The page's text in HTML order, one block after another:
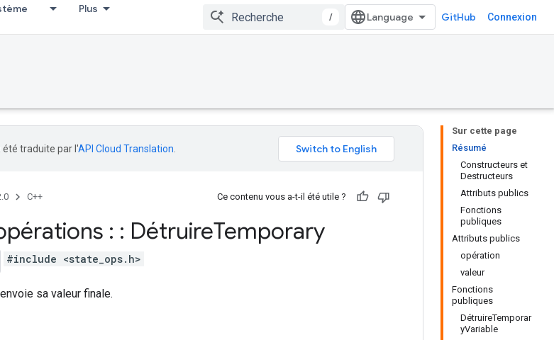
Plus
/ GitHub Connexion
Sur cette page
Résumé
Constructeurs et
Destructeurs
Attributs publics
Fonctions
publiques
Attributs publics
opération
valeur
Fonctions
publiques
DétruireTemporar
yVariable
été traduite par l'API Cloud Translation
C++ Ce contenu vous a-t-il été utile ?
: : DétruireTemporary
#include <state_ops.h>
sa valeur finale.